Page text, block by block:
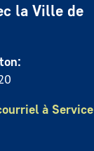
la Ville de
à Service